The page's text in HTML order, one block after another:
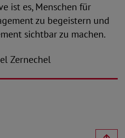
ist es, Menschen für
zu begeistern und
sichtbar zu machen.
Zernechel